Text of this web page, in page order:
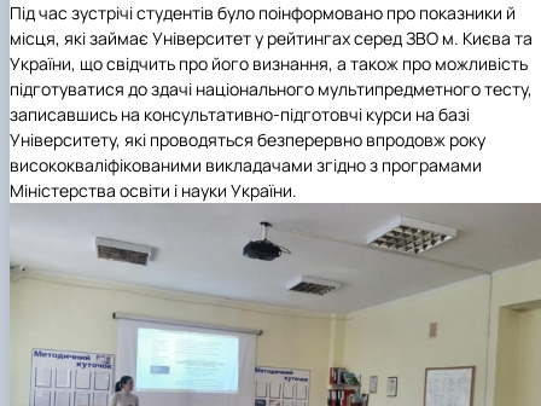
Під час зустрічі студентів було поінформовано про показники й
місця, які займає Університет у рейтингах серед ЗВО м. Києва та
України, що свідчить про його визнання, а також про можливість
підготуватися до здачі національного мультипредметного тесту,
записавшись на консультативно-підготовчі курси на базі
Університету, які проводяться безперервно впродовж року
висококваліфікованими викладачами згідно з програмами
Міністерства освіти і науки України.